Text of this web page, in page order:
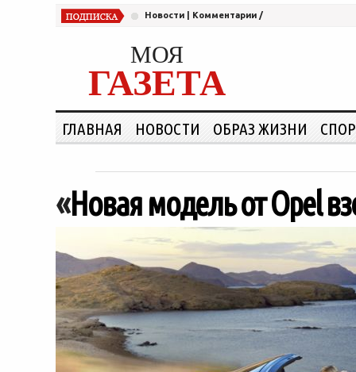
Новости Комментарии /
МОЯ
ГАЗЕТА
ГЛАВНАЯ НОВОСТИ ОБРАЗ ЖИЗНИ
«Новая модель от Opel